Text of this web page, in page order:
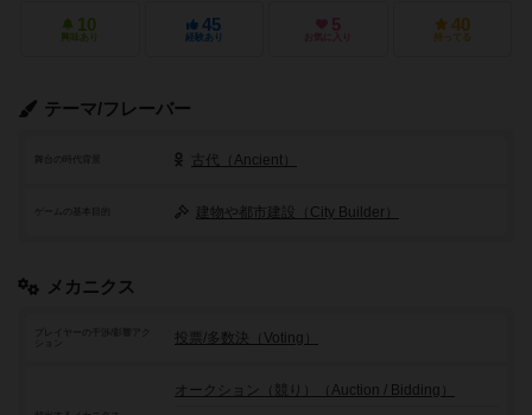
10
興味あり
45
経験あり
5
お気に入り
40
持ってる
テーマ/フレーバー
舞台の時代背景 古代（Ancient）
ゲームの基本目的 建物や都市建設（City Builder）
メカニクス
プレイヤーの干渉/影響アク
投票/多数決（Voting）
オークション（競り）（Auction / Bidding）